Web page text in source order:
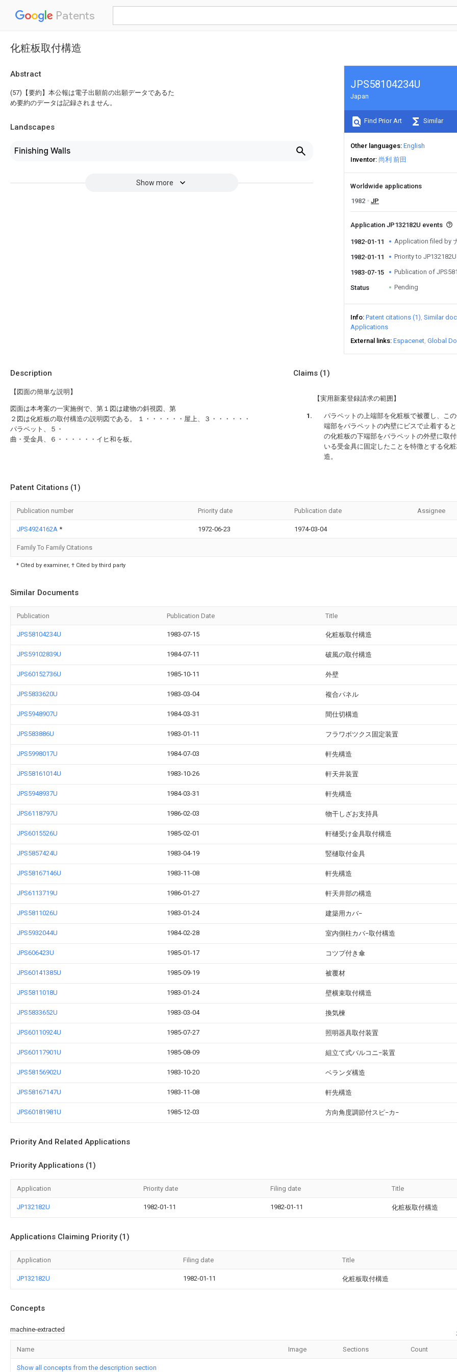
Patents
化粧板取付構造
Abstract
(57)【要約】本公報は電子出願前の出願データであるた
め要約のデータは記録されません。
Landscapes
Finishing Walls
Show more
JPS58104234U
Japan
Find Prior Art Similar
Other languages English
Inventor 尚利 前田
Worldwide applications
1982
JP
Application JP132182U events
1982-01-11 Application filed by
1982-01-11 Priority to JP132182U
1983-07-15 Publication of
Status Pending
Info Patent citations (1) Similar
Applications
External links Espacenet Global
Description
【図面の簡単な説明】
図面は本考案の一実施例で、第１図は建物の斜視図、第
２図は化粧板の取付構造の説明図である。 １・・・・・・屋上、３・・・・・・
パラペット、５・
曲・受金具、６・・・・・・イヒ和を板。
Claims (1)
【実用新案登録請求の範囲】
パラペットの上端部を化粧板で被覆し、こ
端部をパラペットの内壁にビスで止着する
の化粧板の下端部をパラペットの外壁に取付
いる受金具に固定したことを特徴とする化
造。
Patent Citations (1)
Publication number Priority date Publication date Assignee
JPS4924162A * 1972-06-23 1974-03-04
Family To Family Citations
* Cited by examiner, † Cited by third party
Similar Documents
Publication Publication Date Title
JPS58104234U 1983-07-15 化粧板取付構造
JPS59102839U 1984-07-11 破風の取付構造
JPS60152736U 1985-10-11 外壁
JPS5833620U 1983-03-04 複合パネル
JPS5948907U 1984-03-31 間仕切構造
JPS583886U 1983-01-11 フラワボツクス固定装置
JPS5998017U 1984-07-03 軒先構造
JPS58161014U 1983-10-26 軒天井装置
JPS5948937U 1984-03-31 軒先構造
JPS6118797U 1986-02-03 物干しざお支持具
JPS6015526U 1985-02-01 軒樋受け金具取付構造
JPS5857424U 1983-04-19 竪樋取付金具
JPS58167146U 1983-11-08 軒先構造
JPS6113719U 1986-01-27 軒天井部の構造
JPS5811026U 1983-01-24 建築用カバ−
JPS5932044U 1984-02-28 室内側柱カバ−取付構造
JPS606423U 1985-01-17 コツプ付き傘
JPS60141385U 1985-09-19 被覆材
JPS5811018U 1983-01-24 壁横束取付構造
JPS5833652U 1983-03-04 換気楝
JPS60110924U 1985-07-27 照明器具取付装置
JPS60117901U 1985-08-09 組立て式バルコニ−装置
JPS58156902U 1983-10-20 ベランダ構造
JPS58167147U 1983-11-08 軒先構造
JPS60181981U 1985-12-03 方向角度調節付スピ−カ−
Priority And Related Applications
Priority Applications (1)
Application Priority date Filing date Title
JP132182U 1982-01-11 1982-01-11 化粧板取付構造
Applications Claiming Priority (1)
Application Filing date Title
JP132182U 1982-01-11 化粧板取付構造
Concepts
machine-extracted
Name Image Sections Count
Show all concepts from the description section